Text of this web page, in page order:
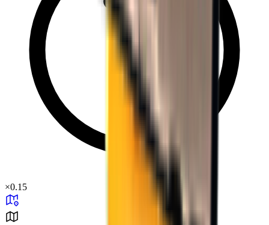
×0.15